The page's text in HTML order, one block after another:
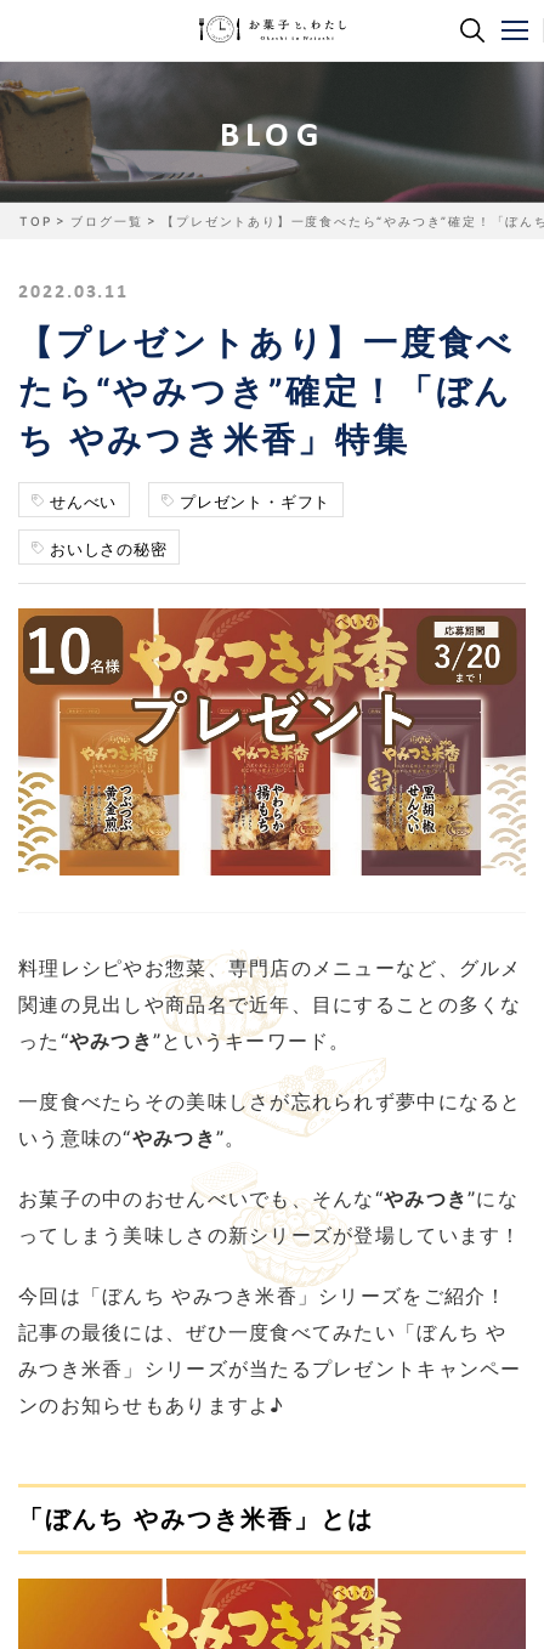
BLOG
TOP ブログ一覧 【プレゼントあり】一度食べたら“やみつき”確定！「ぼん
2022.03.11
【プレゼントあり】一度食べ
たら“やみつき”確定！「ぼん
ち やみつき米香」特集
せんべい プレゼント・ギフト
おいしさの秘密
料理レシピやお惣菜、専門店のメニューなど、グルメ
関連の見出しや商品名で近年、目にすることの多くな
った“やみつき”というキーワード。
一度食べたらその美味しさが忘れられず夢中になると
いう意味の“やみつき”。
お菓子の中のおせんべいでも、そんな“やみつき”にな
ってしまう美味しさの新シリーズが登場しています！
今回は「ぼんち やみつき米香」シリーズをご紹介！
記事の最後には、ぜひ一度食べてみたい「ぼんち や
みつき米香」シリーズが当たるプレゼントキャンペー
ンのお知らせもありますよ♪
「ぼんち やみつき米香」とは